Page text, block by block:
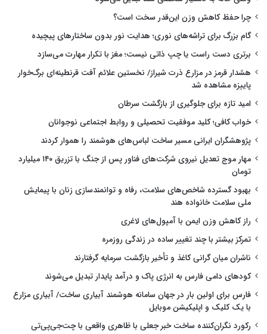
چرا حفظ کاهش وزن این‌قدر سخت است؟
گام بزرگ برای تراشه‌های نوری؛ هدایت نور بدون ساختارهای پیچیده
برتری دست راست یا چپ ذاتی نیست؛ مغز با تکرار مهارت می‌سازد
هشدار قرمز در مزارع ذرت شیراز/ نخستین علائم آفت قرنطینه‌ای برگ‌خوار
پاییزه مشاهده شد
امید تازه برای جلوگیری از بازگشت سرطان
خواب کافی؛ کلید موفقیت تحصیلی و روابط اجتماعی نوجوانان
پژوهشگران ایرانی مسیر ساخت لباس‌های هوشمند را هموار کردند
مهار موج تعدیل نیروی شرکت‌های فناور پس از جنگ با تزریق ۱۴۰ میلیارد
تومان
بهبود گسترده شاخص‌های سلامت، رفاه و توانمندسازی زنان با پیمایش
ملی سلامت خانواده هند
راز کاهش وزن ایمن با آمپول‌های لاغری
تمرکز بیشتر با چند تغییر ساده در زندگی روزمره
ناشران میان گرانی کاغذ و تأخیر بازگشت سرمایه گرفتارند
کودهای دامی فارس به انرژی پاک و درآمد پایدار تبدیل می‌شوند
فارس برای اولین بار در جهان سامانه هوشمند آبیاری ساخت/ آبیاری مزارع
با یک کلیک و اپلیکیشن موبایل
رکورد نگران‌کننده ساخت خبر جعلی با ظاهری واقعی با چت‌جی‌پی‌تی